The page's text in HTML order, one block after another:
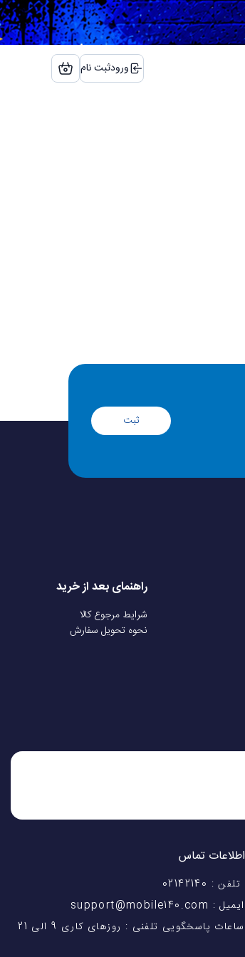
ورودثبت نام
ثبت
راهنمای بعد از خرید
شرایط مرجوع کالا
نحوه تحویل سفارش
اطلاعات تماس
تلفن : 02142140
ایمیل : support@mobile140.com
ساعات پاسخگویی تلفنی : روزهای کاری 9 الی 21